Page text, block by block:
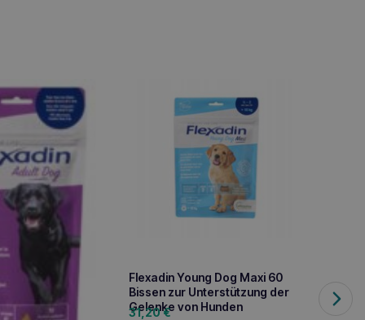
Flexadin Young Dog Maxi 60
Bissen zur Unterstützung der
Gelenke von Hunden
31,20€
140g